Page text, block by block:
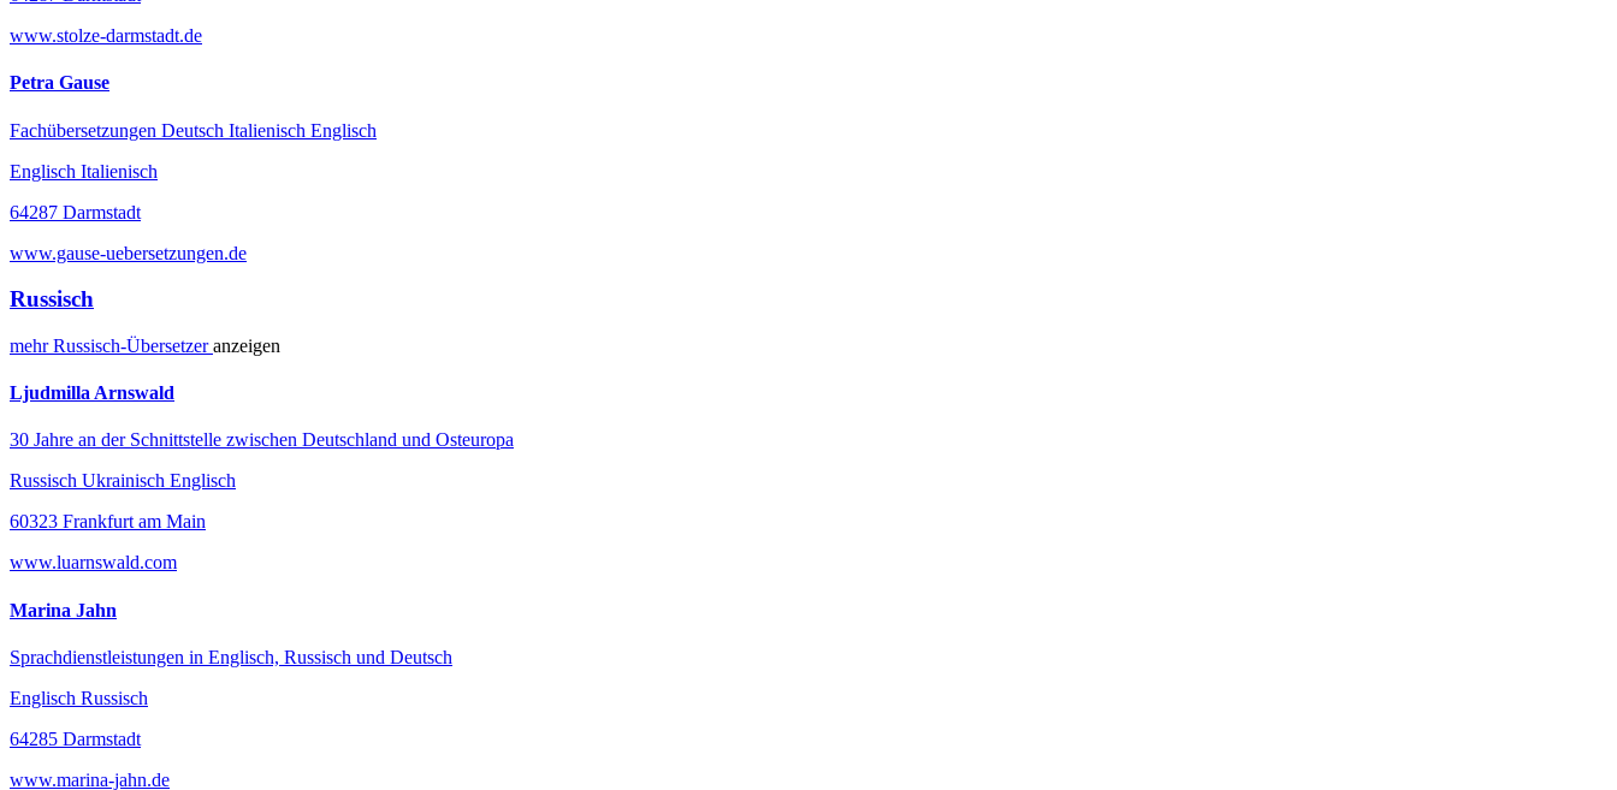
www.stolze-darmstadt.de
Petra Gause
Fachübersetzungen Deutsch Italienisch Englisch
Englisch Italienisch
64287 Darmstadt
www.gause-uebersetzungen.de
Russisch
mehrRussisch-Übersetzeranzeigen
Ljudmilla Arnswald
30 Jahre an der Schnittstelle zwischen Deutschland und Osteuropa
Russisch Ukrainisch Englisch
60323 Frankfurt am Main
www.luarnswald.com
Marina Jahn
Sprachdienstleistungen in Englisch, Russisch und Deutsch
Englisch Russisch
64285 Darmstadt
www.marina-jahn.de